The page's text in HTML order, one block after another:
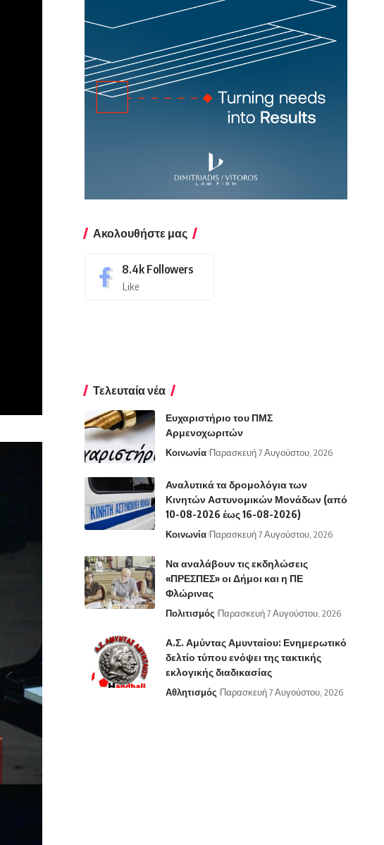
Ακολουθήστε μας
8.4k Followers
Like
Τελευταία νέα
Ευχαριστήριο του ΠΜΣ
Αρμενοχωριτών
Κοινωνία Παρασκευή 7 Αυγούστου, 2026
Αναλυτικά τα δρομολόγια των
Κινητών Αστυνομικών Μονάδων (από
10-08-2026 έως 16-08-2026)
Κοινωνία Παρασκευή 7 Αυγούστου, 2026
Να αναλάβουν τις εκδηλώσεις
«ΠΡΕΣΠΕΣ» οι Δήμοι και η ΠΕ
Φλώρινας
Πολιτισμός Παρασκευή 7 Αυγούστου, 2026
Α.Σ. Αμύντας Αμυνταίου: Ενημερωτικό
δελτίο τύπου ενόψει της τακτικής
εκλογικής διαδικασίας
Αθλητισμός Παρασκευή 7 Αυγούστου, 2026